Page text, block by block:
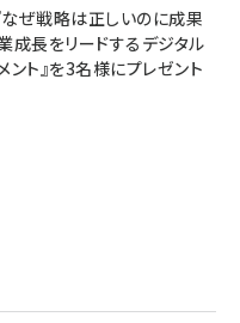
なぜ戦略は正しいのに成果
成長をリードするデジタル
ント』を3名様にプレゼント